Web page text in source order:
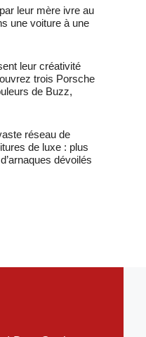
leur mère ivre au
une voiture à une
leur créativité
trois Porsche
de Buzz,
réseau de
de luxe : plus
dévoilés